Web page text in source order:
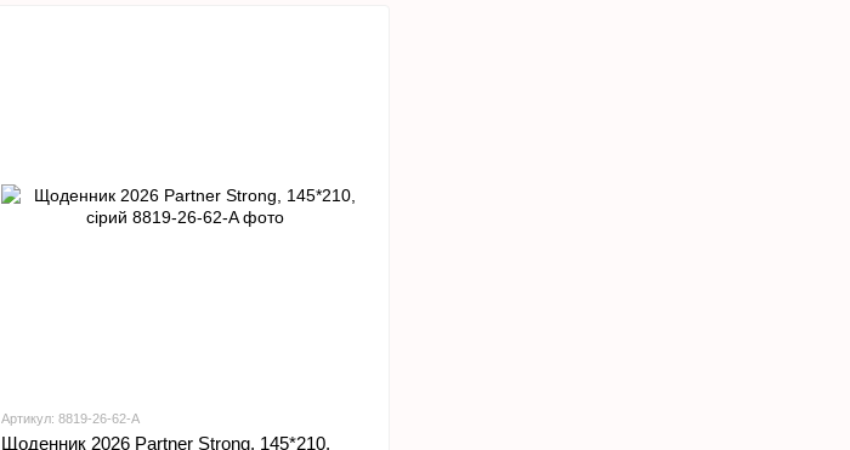
Артикул: 8819-26-62-A
Щоденник 2026 Partner Strong, 145*210,